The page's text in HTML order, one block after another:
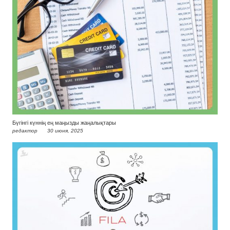
Бүгінгі күннің ең маңызды жаңалықтары
редактор 30 июня, 2025